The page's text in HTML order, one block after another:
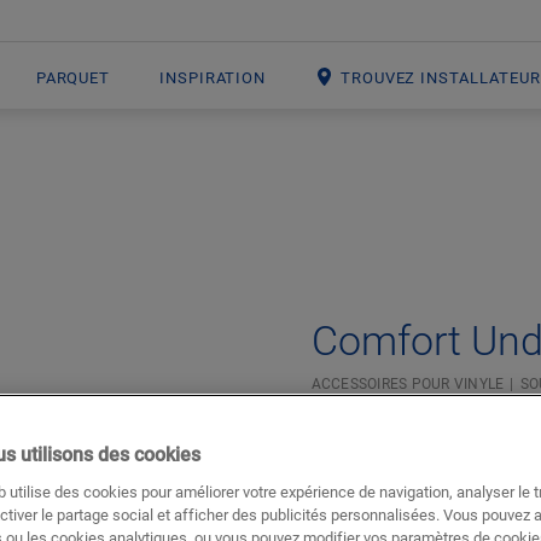
PARQUET INSPIRATION TROUVEZ INSTALLATEUR
Comfort
ACCESSOIRES POUR VINYLE
Protection du joint à
Choix durable
utilisons des cookies
utilise des cookies pour améliorer votre expérience de navigation, analyser le
le partage social et afficher des publicités personnalisées. Vous pouvez